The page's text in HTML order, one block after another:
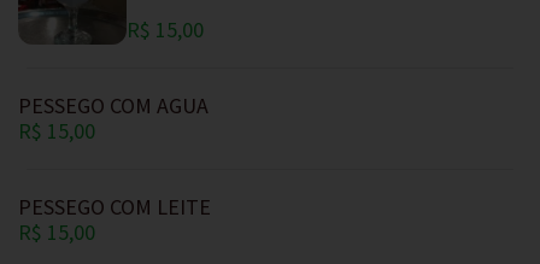
R$ 15,00
PESSEGO COM AGUA
R$ 15,00
PESSEGO COM LEITE
R$ 15,00